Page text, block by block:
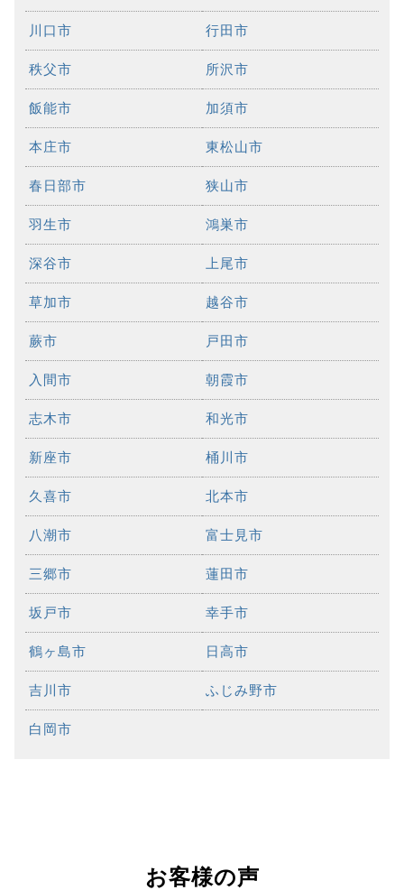
川口市 行田市
秩父市 所沢市
飯能市 加須市
本庄市 東松山市
春日部市 狭山市
羽生市 鴻巣市
深谷市 上尾市
草加市 越谷市
蕨市 戸田市
入間市 朝霞市
志木市 和光市
新座市 桶川市
久喜市 北本市
八潮市 富士見市
三郷市 蓮田市
坂戸市 幸手市
鶴ヶ島市 日高市
吉川市 ふじみ野市
白岡市
お客様の声